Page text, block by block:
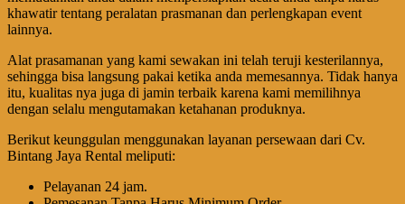
khawatir tentang peralatan prasmanan dan perlengkapan event
lainnya.
Alat prasamanan yang kami sewakan ini telah teruji kesterilannya,
sehingga bisa langsung pakai ketika anda memesannya. Tidak hanya
itu, kualitas nya juga di jamin terbaik karena kami memilihnya
dengan selalu mengutamakan ketahanan produknya.
Berikut keunggulan menggunakan layanan persewaan dari Cv.
Bintang Jaya Rental meliputi:
Pеӏауаnаn 24 jam.